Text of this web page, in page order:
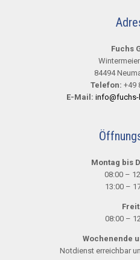
Fuchs
84494
Telefon: +49
E-Mail:
Montag bis
08:00 –
13:00 –
08:00 –
Wochenende
Notdienst erreichbar